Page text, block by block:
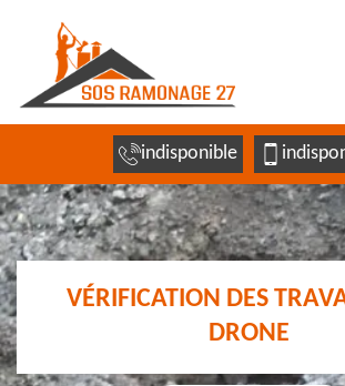
indisponible
VÉRIFICATION DES
DRONE